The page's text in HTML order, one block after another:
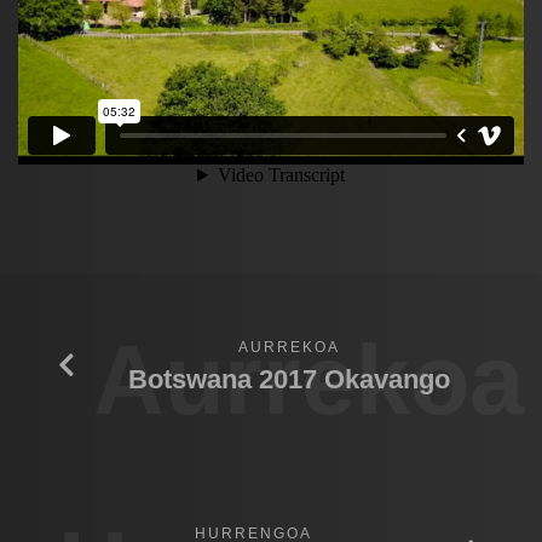
Aurrekoa
AURREKOA
Botswana 2017 Okavango
HURRENGOA